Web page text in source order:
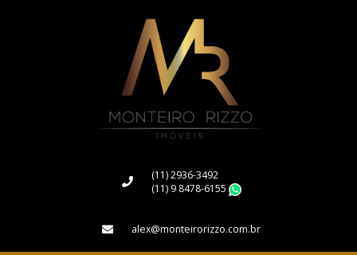
(11) 2936-3492
(11) 9 8478-6155
alex@monteirorizzo.com.br